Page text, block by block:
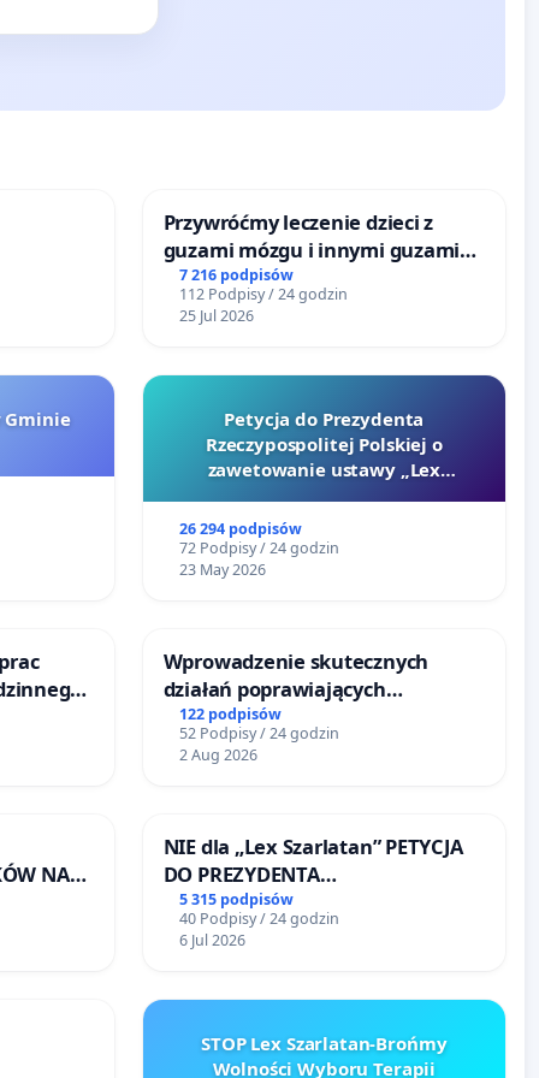
Przywróćmy leczenie dzieci z
guzami mózgu i innymi guzami
litymi do Górnośląskiego
Centrum Zdrowia Dziecka w
Katowicach
7 216 podpisów
112 Podpisy / 24 godzin
25 Jul 2026
Gminie
Petycja do Prezydenta
Rzeczypospolitej Polskiej o
zawetowanie ustawy „Lex
26 294 podpisów
72 Podpisy / 24 godzin
23 May 2026
Wprowadzenie skutecznych
działań poprawiających
bezpieczeństwo na ulicy
Żeromskiego w Otwocku
122 podpisów
52 Podpisy / 24 godzin
2 Aug 2026
NA
NIE dla „Lex Szarlatan” PETYCJA
DO PREZYDENTA
RZECZYPOSPOLITEJ POLSKIEJ
5 315 podpisów
40 Podpisy / 24 godzin
6 Jul 2026
STOP Lex Szarlatan-Brońmy
Wolności Wyboru Terapii